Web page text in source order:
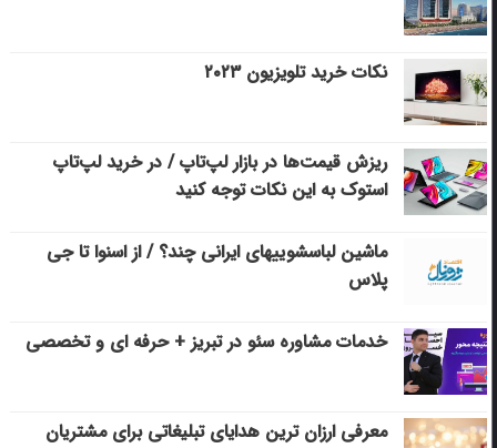
نکات خرید تلویزیون ۲۰۲۳
ریزش قیمت‌ها در بازار لپ‌تاپ / در خرید لپ‌تاپ
استوک به این نکات توجه کنید
ماشین لباسشویی‎های ایرانی چند؟ / از اسنوا تا جی
پلاس
خدمات مشاوره سئو در تبریز + حرفه ای و تخصصی
معرفی ارزان ترین هدایای تبلیغاتی برای مشتریان